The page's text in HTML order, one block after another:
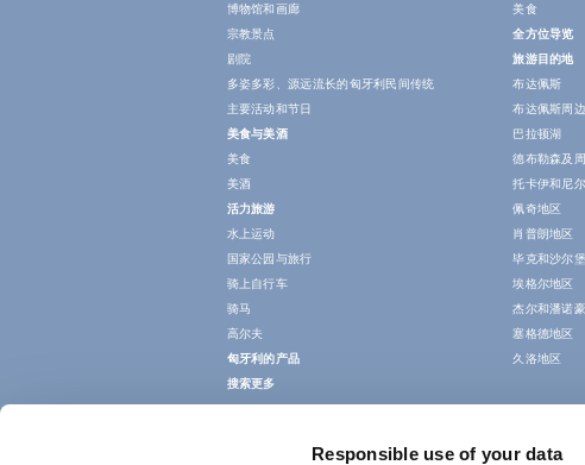
Responsible use of your data
博物馆和画廊
宗教景点
剧院
多姿多彩、源远流长的匈牙利民间传统
主要活动和节日
美食与美酒
美食
美酒
活力旅游
水上运动
国家公园与旅行
骑上自行车
骑马
高尔夫
匈牙利的产品
搜索更多
美食
全方位导览
旅游目的地
布达佩斯
布达佩斯周
巴拉顿湖
德布勒森及
托卡伊和尼
佩奇地区
肖普朗地区
毕克和沙尔堡
埃格尔地区
杰尔和潘诺
塞格德地区
久洛地区